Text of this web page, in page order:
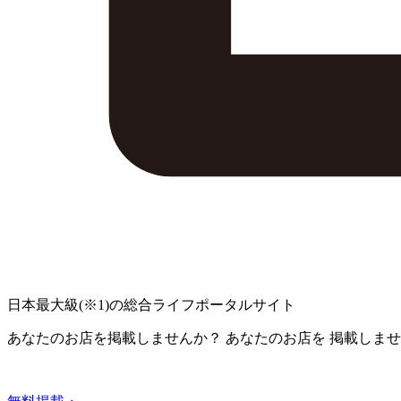
日本最大級(※1)の総合ライフポータルサイト
あなたのお店を掲載しませんか？ あなたのお店を 掲載しま